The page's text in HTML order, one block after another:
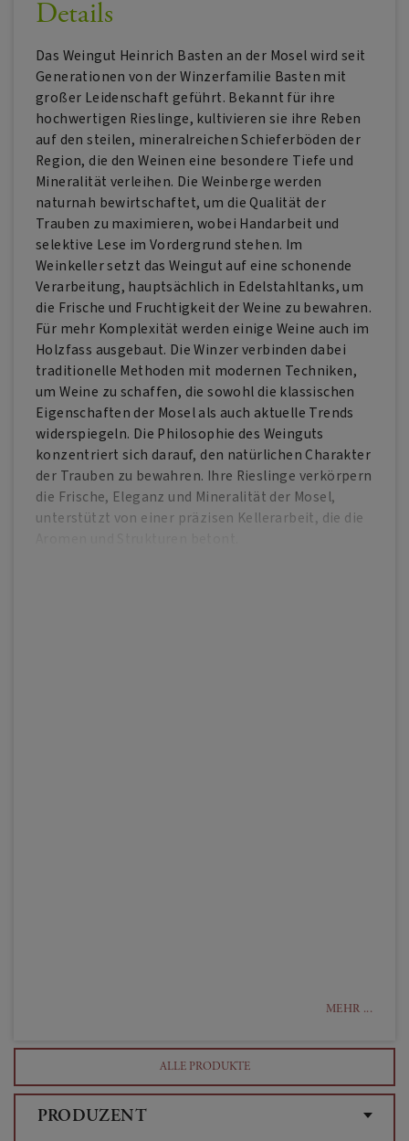
Details
Das Weingut Heinrich Basten an der Mosel wird seit
Generationen von der Winzerfamilie Basten mit
großer Leidenschaft geführt. Bekannt für ihre
hochwertigen Rieslinge, kultivieren sie ihre Reben
auf den steilen, mineralreichen Schieferböden der
Region, die den Weinen eine besondere Tiefe und
Mineralität verleihen. Die Weinberge werden
naturnah bewirtschaftet, um die Qualität der
Trauben zu maximieren, wobei Handarbeit und
selektive Lese im Vordergrund stehen. Im
Weinkeller setzt das Weingut auf eine schonende
Verarbeitung, hauptsächlich in Edelstahltanks, um
die Frische und Fruchtigkeit der Weine zu bewahren.
Für mehr Komplexität werden einige Weine auch im
Holzfass ausgebaut. Die Winzer verbinden dabei
traditionelle Methoden mit modernen Techniken,
um Weine zu schaffen, die sowohl die klassischen
Eigenschaften der Mosel als auch aktuelle Trends
widerspiegeln. Die Philosophie des Weinguts
konzentriert sich darauf, den natürlichen Charakter
der Trauben zu bewahren. Ihre Rieslinge verkörpern
die Frische, Eleganz und Mineralität der Mosel,
unterstützt von einer präzisen Kellerarbeit, die die
MEHR ...
ALLE PRODUKTE
PRODUZENT